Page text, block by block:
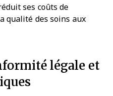
ses coûts de
qualité des soins aux
légale et